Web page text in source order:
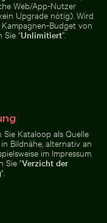
Artes, Mexiko-
Wasser
auf ruhigem Wasser
Web/App-Nutzer
Upgrade nötig). Wird
Budget von
“Unlimitiert”.
Kataloop als Quelle
Bildnähe, alternativ an
im Impressum.
Sie "Verzicht der
".